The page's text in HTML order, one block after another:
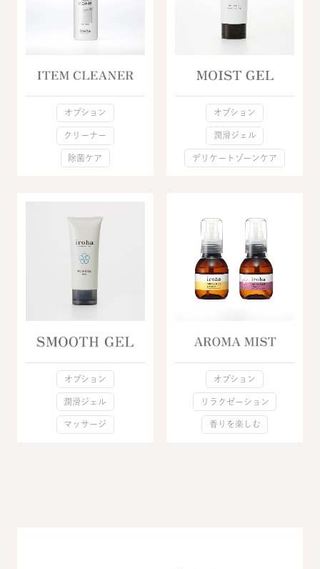
オプション
クリーナー
除菌ケア
オプション
潤滑ジェル
デリケートゾーンケア
オプション
潤滑ジェル
マッサージ
オプション
リラクゼーション
香りを楽しむ